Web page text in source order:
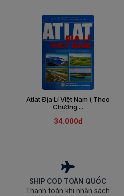
Atlat Địa Lí Việt Nam ( Theo
Chương ...
34.000đ
SHIP COD TOÀN QUỐC
Thanh toán khi nhận sách